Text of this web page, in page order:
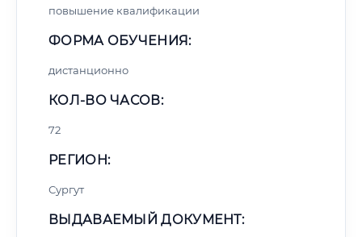
повышение квалификации
ФОРМА ОБУЧЕНИЯ:
дистанционно
КОЛ-ВО ЧАСОВ:
72
РЕГИОН:
Сургут
ВЫДАВАЕМЫЙ ДОКУМЕНТ: